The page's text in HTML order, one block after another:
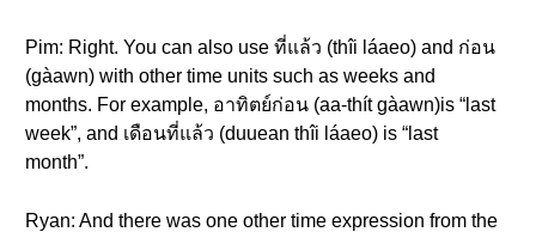
Pim: Right. You can also use ที่แล้ว (thîi láaeo) and ก่อน
(gàawn) with other time units such as weeks and
months. For example, อาทิตย์ก่อน (aa-thít gàawn)is “last
week”, and เดือนที่แล้ว (duuean thîi láaeo) is “last
month”.
Ryan: And there was one other time expression from the